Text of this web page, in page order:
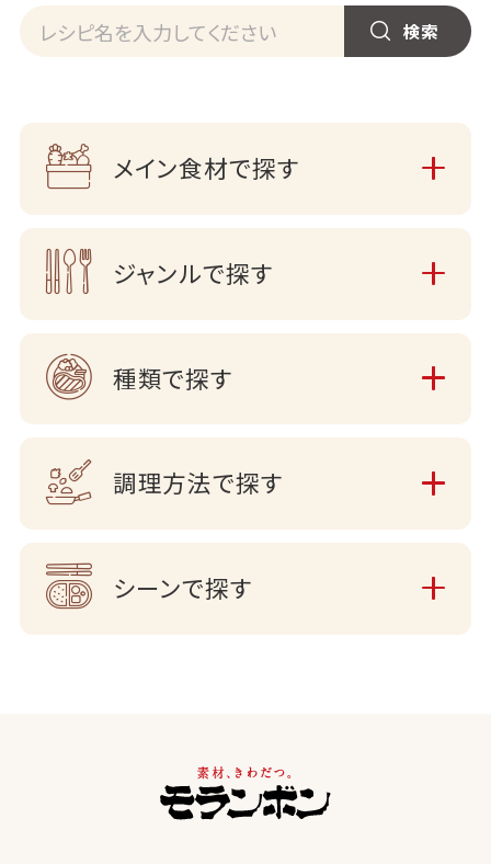
メイン食材で探す
ジャンルで探す
種類で探す
調理方法で探す
シーンで探す